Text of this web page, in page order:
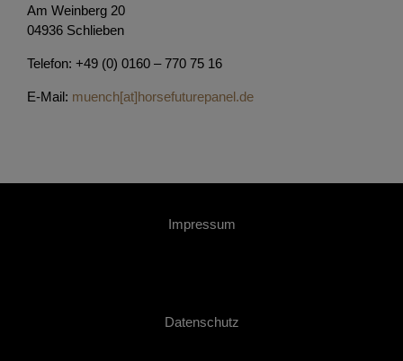
Am Weinberg 20
04936 Schlieben
Telefon: +49 (0) 0160 – 770 75 16
E-Mail: muench[at]horsefuturepanel.de
Impressum
Datenschutz